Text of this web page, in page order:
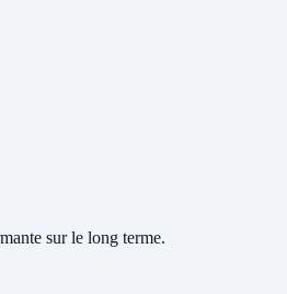
sur le long terme.